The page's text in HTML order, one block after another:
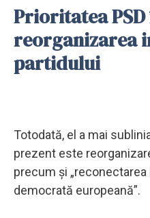
Prioritatea
reorganizarea
partidului
Totodată, el a mai
prezent este
precum şi
democrată europeană”.